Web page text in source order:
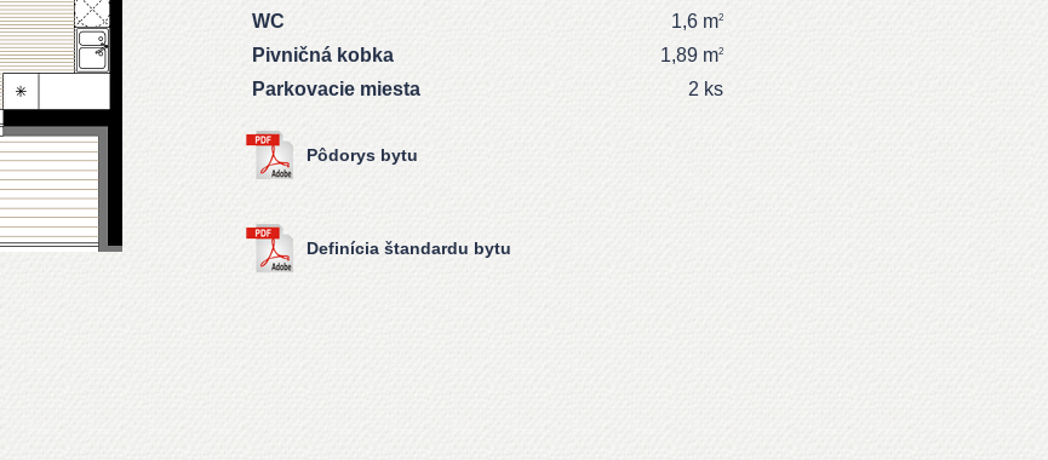
WC 1,6 m2
Pivničná kobka 1,89 m2
Parkovacie miesta 2 ks
Pôdorys bytu
Definícia štandardu bytu